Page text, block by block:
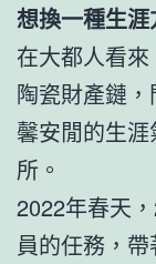
想換一種生涯
在大都人看
陶瓷財產鏈
馨安閒的生
所。
2022年春天
員的任務，